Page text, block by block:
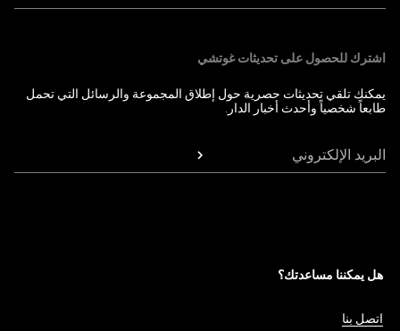
اشترك للحصول على تحديثات غوتشي
يمكنك تلقي تحديثات حصرية حول إطلاق المجموعة والرسائل التي تحمل
طابعاً شخصياً وأحدث أخبار الدار.
البريد الإلكتروني
هل يمكننا مساعدتك؟
اتصل بنا